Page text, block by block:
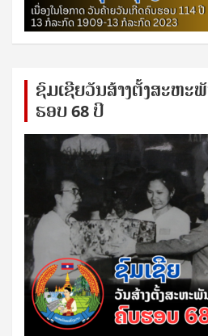
ຊົ​ມ​ເຊີຍ​ວັນ​ສ້າງ​ຕັ້ງ​ສະ​ຫະ​
ຮອບ 68 ປິ